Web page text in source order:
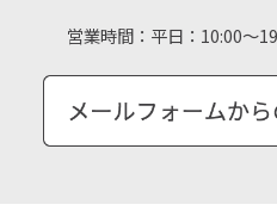
営業時間： 平日：10:00～